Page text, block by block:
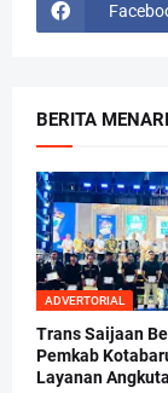
BERITA
ADVERTORIAL
Trans Saijaan
Pemkab
Layanan